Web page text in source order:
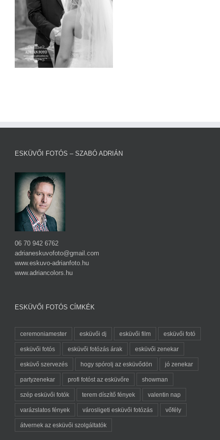
ESKÜVŐI FOTÓS – SZABÓ ADRIÁN
06 70 942 6762
adrianeskuvofoto@gmail.com
www.eskuvo-adrianfoto.hu
www.adriancolors.hu
ESKÜVŐI FOTÓS CÍMKÉK
ceremoniamester esküvői dj esküvői film esküvői fotó
esküvői fotós esküvői fotózás árak esküvői zenekar
esküvő szervezés hogy spórolj az esküvődön jó zenekar
partyzenekar profi fotóst az esküvőre showman
szép esküvői fotók terem díszítő fények valentin nap
varázslatos fények városligeti esküvői fotózás vőfély
átvernek az esküvői szolgáltatók